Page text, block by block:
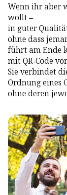
Wenn ihr aber
wollt –
in guter
ohne dass
führt am Ende
mit QR-Code
Sie verbindet
Ordnung eines
ohne deren